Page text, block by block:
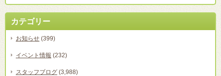
カテゴリー
お知らせ (399)
イベント情報 (232)
スタッフブログ (3,988)